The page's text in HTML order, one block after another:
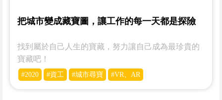
把城市變成藏寶圖，讓工作的每一天都是探險
找到屬於自己人生的寶藏，努力讓自己成為最珍貴的
寶藏吧！
#2020 #資工 #城市尋寶 #VR、AR